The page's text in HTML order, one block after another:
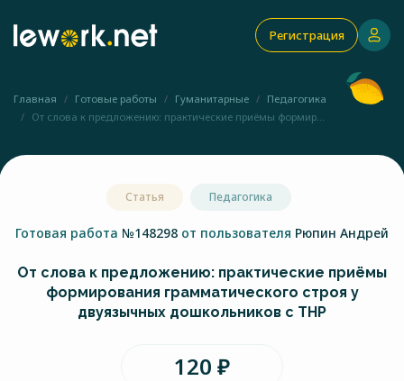
Регистрация
Главная Готовые работы Гуманитарные
Педагогика
От слова к предложению: практические приёмы формир...
Статья Педагогика
Готовая работа №148298 от пользователя Рюпин Андрей
От слова к предложению: практические приёмы
формирования грамматического строя у
двуязычных дошкольников с ТНР
120 ₽